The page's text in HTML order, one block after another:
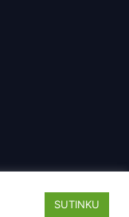
SUTINKU